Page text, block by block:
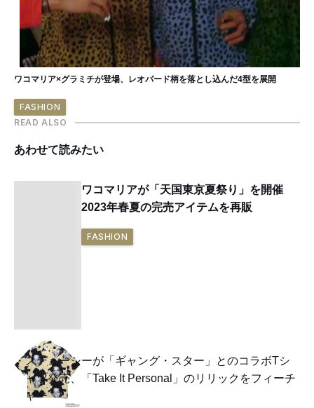
ワコマリア×グラミチが登場、レオパード柄を落とし込んだ4型を展開
FASHION
READ ALSO
あわせて読みたい
ワコマリアが「天国東京夏祭り」を開催
2023年春夏の完売アイテムを再販
FASHION
ステューシーが「ギャング・スター」とのコラボTシ
ャツ発売、「Take It Personal」のリリックをフィーチ
ャー